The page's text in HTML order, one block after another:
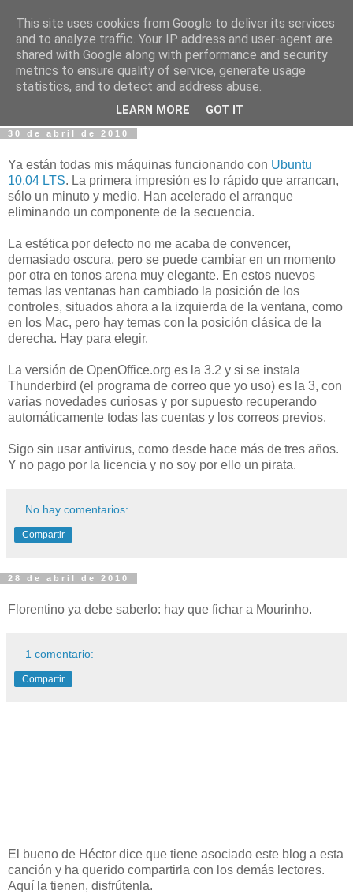
Fotos y Cosas
Miguel Sáenz de Santa María Elizalde
"Un blog es como un diario, pero sin candado".
30 de abril de 2010
Ya están todas mis máquinas funcionando con Ubuntu
10.04 LTS. La primera impresión es lo rápido que arrancan,
sólo un minuto y medio. Han acelerado el arranque
eliminando un componente de la secuencia.
La estética por defecto no me acaba de convencer,
demasiado oscura, pero se puede cambiar en un momento
por otra en tonos arena muy elegante. En estos nuevos
temas las ventanas han cambiado la posición de los
controles, situados ahora a la izquierda de la ventana, como
en los Mac, pero hay temas con la posición clásica de la
derecha. Hay para elegir.
La versión de OpenOffice.org es la 3.2 y si se instala
Thunderbird (el programa de correo que yo uso) es la 3, con
varias novedades curiosas y por supuesto recuperando
automáticamente todas las cuentas y los correos previos.
Sigo sin usar antivirus, como desde hace más de tres años.
Y no pago por la licencia y no soy por ello un pirata.
No hay comentarios:
Compartir
28 de abril de 2010
Florentino ya debe saberlo: hay que fichar a Mourinho.
1 comentario:
Compartir
El bueno de Héctor dice que tiene asociado este blog a esta
canción y ha querido compartirla con los demás lectores.
Aquí la tienen, disfrútenla.
This site uses cookies from Google to deliver its services
and to analyze traffic. Your IP address and user-agent are
shared with Google along with performance and security
metrics to ensure quality of service, generate usage
statistics, and to detect and address abuse.
LEARN MORE GOT IT